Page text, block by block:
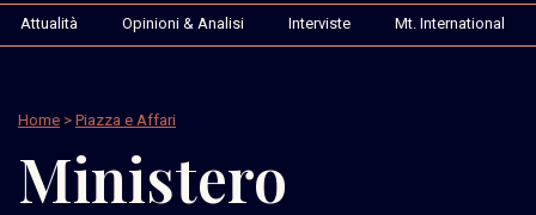
Attualità Opinioni & Analisi Interviste Mt. International
Home > Piazza e Affari
Ministero